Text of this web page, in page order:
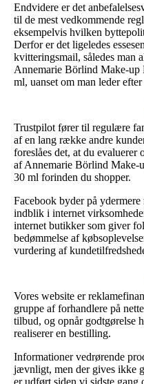
Endvidere er det
til de mest vedkommende
eksempelvis hvilken
Derfor er det ligeledes
kvitteringsmail, således man
Annemarie Börlind Make-
ml, uanset om man leder
Trustpilot fører til regulære
af en lang række andre
foreslåes det, at du evaluerer
af Annemarie Börlind
30 ml forinden du shopper.
Facebook byder på
indblik i internet
internet butikker som giver
bedømmelse af
vurdering af
Vores website er
gruppe af forhandlere på
tilbud, og opnår godtgørelse
realiserer en bestilling.
Informationer vedrørende
jævnligt, men der gives ikke
er udført siden vi sidste gang